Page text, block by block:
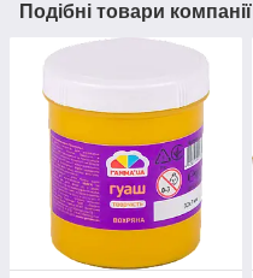
Подібні товари компанії